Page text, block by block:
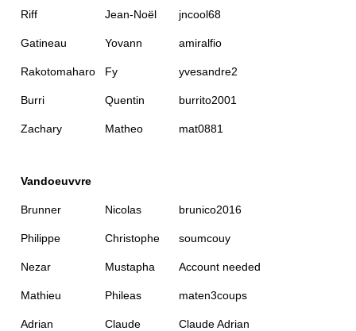
Riff Jean-Noël jncool68
Gatineau Yovann amiralfio
Rakotomaharo Fy yvesandre2
Burri Quentin burrito2001
Zachary Matheo mat0881
Vandoeuvvre
Brunner Nicolas brunico2016
Philippe Christophe soumcouy
Nezar Mustapha Account needed
Mathieu Phileas maten3coups
Adrian Claude Claude Adrian